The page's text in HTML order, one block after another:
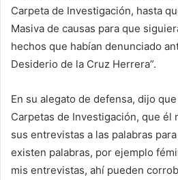
Carpeta de Investigación, hasta
Masiva de causas para que
hechos que habían denunciado
Desiderio de la Cruz Herrera”.
En su alegato de defensa, dijo
Carpetas de Investigación, que él
sus entrevistas a las palabras
existen palabras, por ejemplo
mis entrevistas, ahí pueden